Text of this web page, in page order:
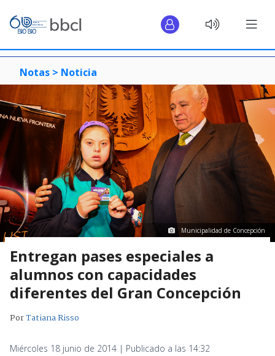
Notas > Noticia
Municipalidad de Concepción
Entregan pases especiales a
alumnos con capacidades
diferentes del Gran Concepción
PorTatiana Risso
Miércoles 18 junio de 2014 | Publicado a las 14:32